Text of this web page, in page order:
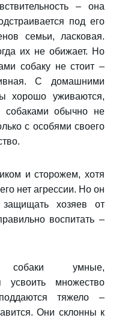
– она
под его
семьи, ласковая.
их не обижает. Но
собаку не стоит –
С домашними
хорошо уживаются,
обычно не
с особями своего
и сторожем, хотя
нет агрессии. Но он
хозяев от
воспитать –
собаки умные,
усвоить множество
тяжело –
Они склонны к